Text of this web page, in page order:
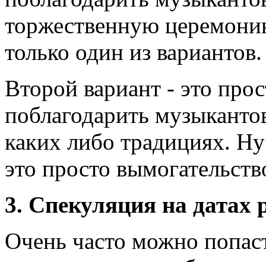
торжественную
только один из вариантов.
Второй вариант - это
поблагодарить
каких либо традициях.
это просто
3. Спекуляция на датах
Очень часто можно